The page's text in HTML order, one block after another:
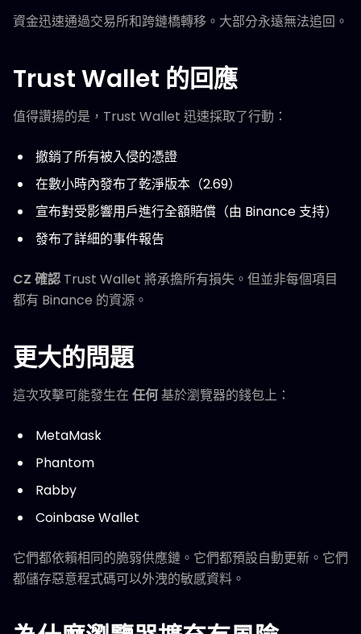
資金迅速通過交易所和跨鏈橋轉移。大部分永遠無法追回。
Trust Wallet 的回應
值得讚揚的是，Trust Wallet 迅速採取了行動：
撤銷了所有被入侵的憑證
在數小時內發布了乾淨版本（2.69）
宣布對受影響用戶進行全額賠償（由 Binance 支持）
發布了詳細的事件報告
CZ 確認 Trust Wallet 將承擔所有損失。但並非每個項目
都有 Binance 的資源。
更大的問題
這次攻擊可能發生在 任何基於瀏覽器的錢包上：
MetaMask
Phantom
Rabby
Coinbase Wallet
它們都依賴相同的脆弱供應鏈。它們都預設自動更新。它們
都儲存惡意程式碼可以外洩的敏感資料。